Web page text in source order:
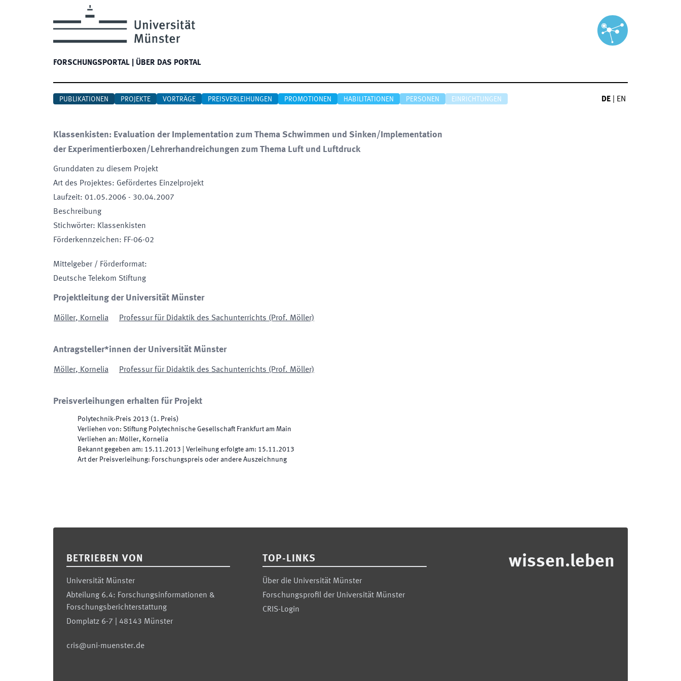
FORSCHUNGSPORTAL ÜBER DAS PORTAL
PUBLIKATIONEN PROJEKTE VORTRÄGE PREISVERLEIHUNGEN PROMOTIONEN HABILITATIONEN PERSONEN EINRICHTUNGEN DE EN
Klassenkisten: Evaluation der Implementation zum Thema Schwimmen und Sinken/Implementation
der Experimentierboxen/Lehrerhandreichungen zum Thema Luft und Luftdruck
Grunddaten zu diesem Projekt
Art des Projektes: Gefördertes Einzelprojekt
Laufzeit: 01.05.2006 - 30.04.2007
Beschreibung
Stichwörter: Klassenkisten
Förderkennzeichen: FF-06-02
Mittelgeber / Förderformat:
Deutsche Telekom Stiftung
Projektleitung der Universität Münster
Möller, Kornelia Professur für Didaktik des Sachunterrichts (Prof. Möller)
Antragsteller*innen der Universität Münster
Möller, Kornelia Professur für Didaktik des Sachunterrichts (Prof. Möller)
Preisverleihungen erhalten für Projekt
Polytechnik-Preis 2013 (1. Preis)
Verliehen von: Stiftung Polytechnische Gesellschaft Frankfurt am Main
Verliehen an: Möller, Kornelia
Bekannt gegeben am: 15.11.2013 Verleihung erfolgte am: 15.11.2013
Art der Preisverleihung: Forschungspreis oder andere Auszeichnung
BETRIEBEN VON
Universität Münster
Abteilung 6.4: Forschungsinformationen &
Forschungsberichterstattung
Domplatz 6-7 | 48143 Münster
cris@uni-muenster.de
TOP-LINKS
Über die Universität Münster
Forschungsprofil der Universität Münster
CRIS-Login
wissen.leben